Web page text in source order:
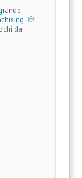
💭
da